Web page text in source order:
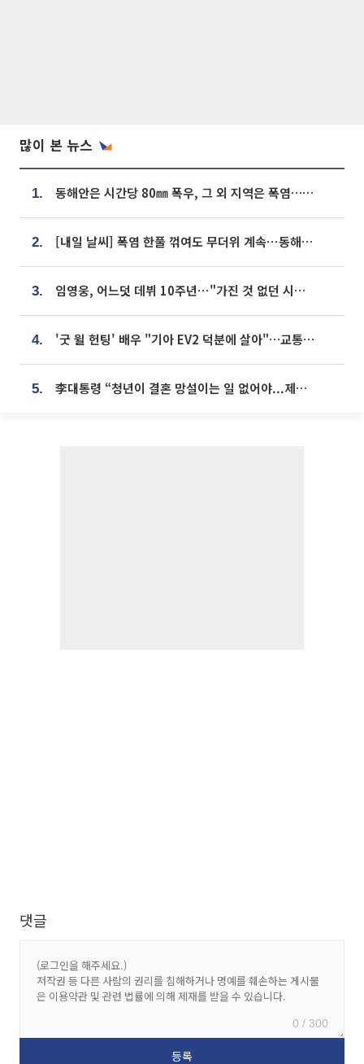
많이 본 뉴스
1. 동해안은 시간당 80㎜ 폭우, 그 외 지역은 폭염…‘극과 극 날씨’
2. [내일 날씨] 폭염 한풀 꺾여도 무더위 계속⋯동해안 이틀 연속 비
3. 임영웅, 어느덧 데뷔 10주년⋯"가진 것 없던 시절, 내 앞엔 20명의 팬뿐"
4. '굿 윌 헌팅' 배우 "기아 EV2 덕분에 살아"…교통사고 후 안전성 극찬
5. 李대통령 “청년이 결혼 망설이는 일 없어야...제도상 불이익 조사”
댓글
0 / 300